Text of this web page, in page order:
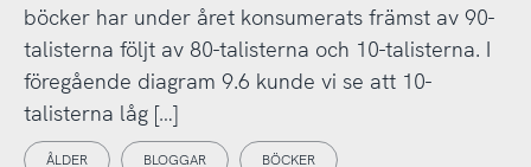
böcker har under året konsumerats främst av 90-
talisterna följt av 80-talisterna och 10-talisterna. I
föregående diagram 9.6 kunde vi se att 10-
talisterna låg […]
ÅLDER BLOGGAR BÖCKER